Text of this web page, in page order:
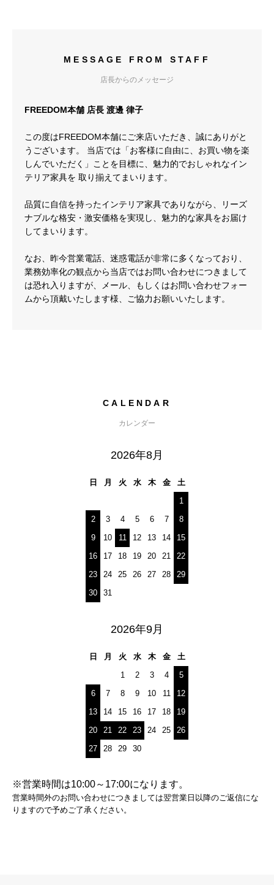
MESSAGE FROM STAFF
店長からのメッセージ
FREEDOM本舗 店長 渡邊 律子
この度はFREEDOM本舗にご来店いただき、誠にありがと
うございます。 当店では「お客様に自由に、お買い物を楽
しんでいただく」ことを目標に、魅力的でおしゃれなイン
テリア家具を 取り揃えてまいります。
品質に自信を持ったインテリア家具でありながら、リーズ
ナブルな格安・激安価格を実現し、魅力的な家具をお届け
してまいります。
なお、昨今営業電話、迷惑電話が非常に多くなっており、
業務効率化の観点から当店ではお問い合わせにつきまして
は恐れ入りますが、メール、もしくはお問い合わせフォー
ムから頂戴いたします様、ご協力お願いいたします。
CALENDAR
カレンダー
2026年8月
日 月 火 水 木 金
土
1
2
3 4 5 6 7
8
9
10 11 12 13 14
15
16
17 18 19 20 21
22
23
24 25 26 27 28
29
30
31
2026年9月
日 月 火 水 木 金
土
1
2 3 4
5
6
7 8 9 10 11
12
13
14 15 16 17 18
19
20
21 22 23 24 25
26
27
28 29 30
※営業時間は10:00～17:00になります。
営業時間外のお問い合わせにつきましては翌営業日以降のご返信にな
りますので予めご了承ください。